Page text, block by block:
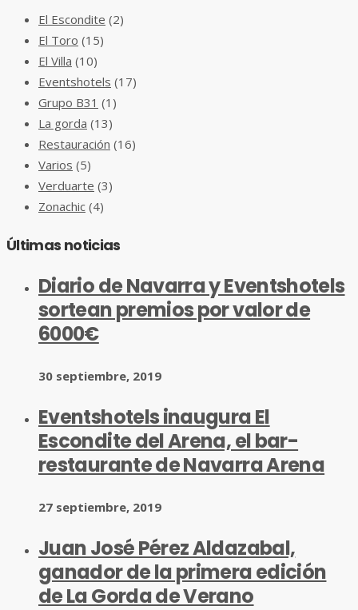
El Escondite (2)
El Toro (15)
El Villa (10)
Eventshotels (17)
Grupo B31 (1)
La gorda (13)
Restauración (16)
Varios (5)
Verduarte (3)
Zonachic (4)
Últimas noticias
Diario de Navarra y Eventshotels
sortean premios por valor de
6000€
30 septiembre, 2019
Eventshotels inaugura El
Escondite del Arena, el bar-
restaurante de Navarra Arena
27 septiembre, 2019
Juan José Pérez Aldazabal,
ganador de la primera edición
de La Gorda de Verano